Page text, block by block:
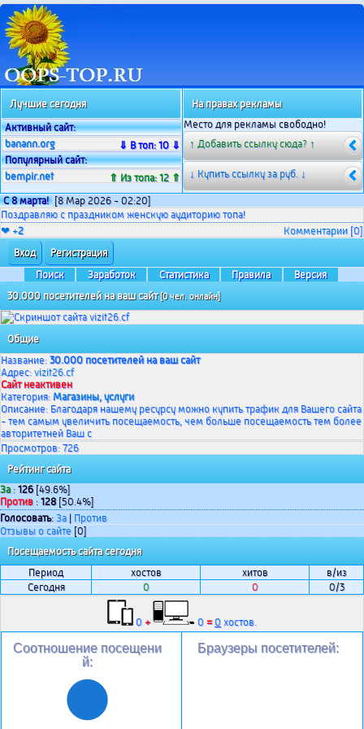
Лучшие сегодня
Активный сайт:
banann.org
⇓ В топ: 10 ⇓
Популярный сайт:
bempir.net
⇑ Из топа: 12 ⇑
На правах рекламы
Место для рекламы свободно!
↑ Добавить ссылку сюда? ↑
↓ Купить ссылку за руб. ↓
С 8 марта! [8 Мар 2026 - 02:20]
Поздравляю с праздником женскую аудиторию топа!
Комментарии [0]
❤ +2
Вход
Регистрация
Поиск
Заработок Статистика Правила
Версия
30.000 посетителей на ваш сайт [0 чел. онлайн]
Общие
Название: 30.000 посетителей на ваш сайт
Адрес: vizit26.cf
Сайт неактивен
Категория: Магазины, услуги
Описание: Благодаря нашему ресурсу можно купить трафик для Вашего сайта
- тем самым увеличить посещаемость, чем больше посещаемость тем более
авторитетней Ваш с
Просмотров: 726
Рейтинг сайта
За: 126[49.6%]
Против : 128[50.4%]
Голосовать: За | Против
Отзывы о сайте [0]
Посещаемость сайта сегодня
Период
хостов хитов
в/из
Сегодня
0 0 0/3
0 + 0 = 0 хостов.
Соотношение посещени
й:
Браузеры посетителей: